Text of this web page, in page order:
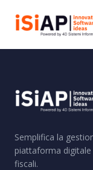
Semplifica la
piattaforma
fiscali.